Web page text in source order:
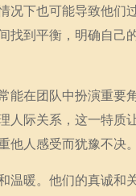
况下也可能导致他
找到平衡，明确自
能在团队中扮演重
人际关系，这一特
人感受而犹豫不决。
温暖。他们的真诚